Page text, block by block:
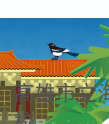
高雄市立